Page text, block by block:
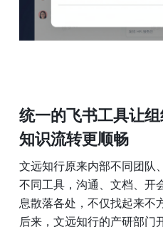
统一的飞书工具让组
知识流转更顺畅
文远知行原来内部不同团队
不同工具，沟通、文档、开
息散落各处，不仅找起来不
后来，文远知行的产研部门